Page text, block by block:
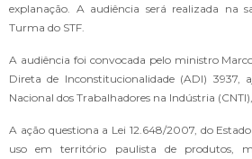
explanação. A audiência será realizada na
Turma do STF.
A audiência foi convocada pelo ministro
Direta de Inconstitucionalidade (ADI) 3937,
Nacional dos Trabalhadores na Indústria
A ação questiona a Lei 12.648/2007, do
uso em território paulista de produtos,